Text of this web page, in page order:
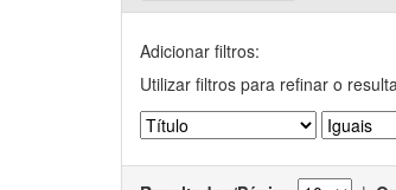
Adicionar filtros:
Utilizar filtros para refinar o